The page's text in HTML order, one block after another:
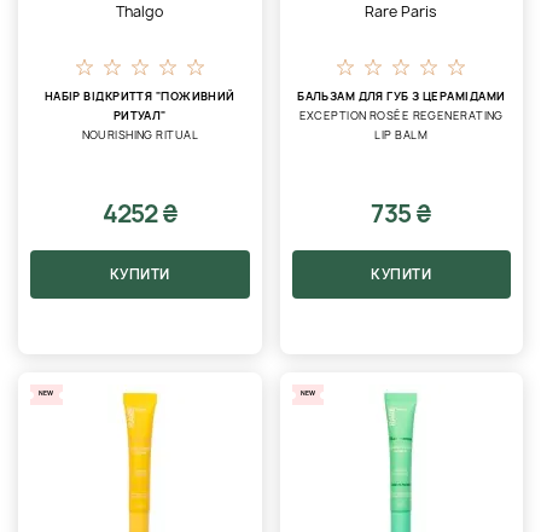
Thalgo
НАБІР ВІДКРИТТЯ "ПОЖИВНИЙ
РИТУАЛ"
NOURISHING RITUAL
4252 ₴
КУПИТИ
Rare Paris
БАЛЬЗАМ ДЛЯ ГУБ З ЦЕРАМІДАМИ
EXCEPTION ROSÉE REGENERATING
LIP BALM
735 ₴
КУПИТИ
NEW NEW